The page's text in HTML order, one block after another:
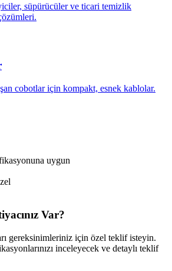
süpürücüler ve ticari temizlik
cobotlar için kompakt, esnek kablolar.
uygun
Var?
gereksinimleriniz için özel teklif isteyin.
inceleyecek ve detaylı teklif